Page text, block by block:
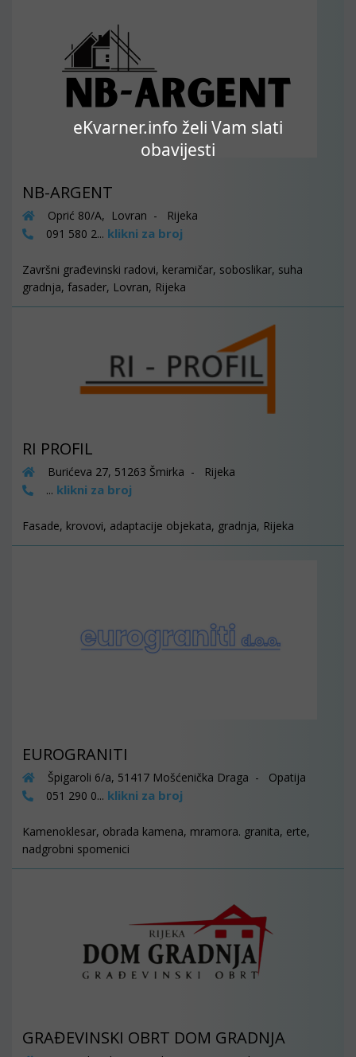
eKvarner.info želi Vam slati
obavijesti
NB-ARGENT
Oprić 80/A, Lovran - Rijeka
091 580 2... klikni za broj
Završni građevinski radovi, keramičar, soboslikar, suha
gradnja, fasader, Lovran, Rijeka
RI PROFIL
Burićeva 27, 51263 Šmirka - Rijeka
... klikni za broj
Fasade, krovovi, adaptacije objekata, gradnja, Rijeka
EUROGRANITI
Špigaroli 6/a, 51417 Mošćenička Draga - Opatija
051 290 0... klikni za broj
Kamenoklesar, obrada kamena, mramora. granita, erte,
nadgrobni spomenici
GRAĐEVINSKI OBRT DOM GRADNJA